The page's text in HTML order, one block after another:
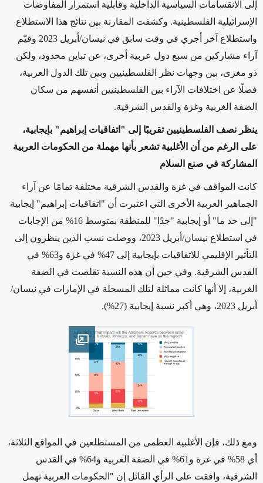
إلى الانقسامات السياسية الداخلية وقابلية استمرار المفاوضات
الإسرائيلية الفلسطينية. وكشفت المقارنة بين نتائج هذا الاستطلاع
واستطلاع آخر أجري في وقت سابق في نيسان/أبريل 2023 وقيّم
آراء مشاركين من سبع دول عربية أخرى، عن تباين محدود، ولكن
ذو مغزى، بين وجهات نظر الفلسطينيين وبين تلك الدول العربية،
فضلًا عن اختلافات الآراء بين الفلسطينيين أنفسهم من سكان
الضفة الغربية وغزة والقدس الشرقية.
ينظر نصف الفلسطينيين تقريبًا إلى "اتفاقيات إبراهيم" بإيجابية،
على الرغم من أن الأغلبية تشعر بأنها مهملة من الحكومات العربية
المشاركة في صنع السلام
كانت المواقف في غزة والقدس الشرقية مختلفة تمامًا عن آراء
الجماهير العربية الأخرى التي اعتبرت أن "اتفاقيات إبراهيم" إيجابية
"إلى حد ما" أو إيجابية "جدًا" للمنطقة بمتوسط 16% من الإجابات
في استطلاع نيسان/أبريل 2023، ووصلت نسب الذين ينظرون إلى
التأثير الإقليمي للاتفاقيات بإيجابية إلى 47% في غزة و63% في
القدس الشرقية. وفي حين أن هذه النسبة تقلصت في الضفة
الغربية، إلا أنها كانت مماثلة لتلك المسجلة في الإمارات في نيسان/
أبريل 2023، وهي أكبر نسبة إيجابية (27%).
Open image
ومع ذلك، فإن الأغلبية العظمى من المستطلعين في المواقع الثلاثة،
أي 58% في غزة و61% في الضفة الغربية و64% في القدس
الشرقية، وافقت على الرأي القائل إن "الحكومات العربية تهمل